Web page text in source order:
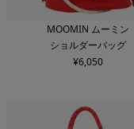
MOOMIN ムーミン
ショルダーバッグ
¥6,050